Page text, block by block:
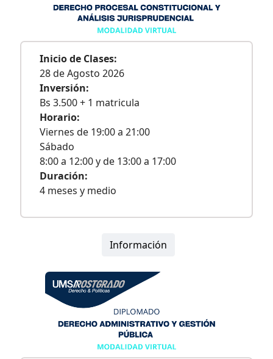
Inicio de Clases:
28 de Agosto 2026
Inversión:
Bs 3.500 + 1 matricula
Horario:
Viernes de 19:00 a 21:00
Sábado
8:00 a 12:00 y de 13:00 a 17:00
Duración:
4 meses y medio
Información